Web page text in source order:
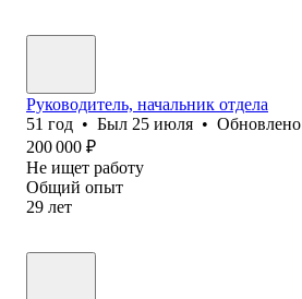
Руководитель, начальник отдела
51 год • Был 25 июля • Обновлено
200 000 ₽
Не ищет работу
Общий опыт
29 лет